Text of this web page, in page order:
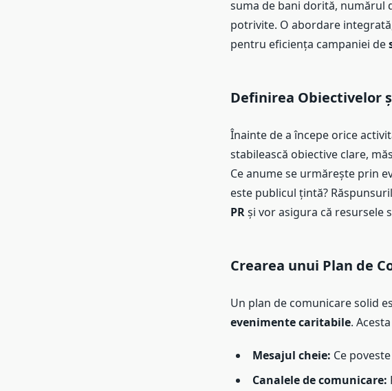
suma de bani dorită, numărul
potrivite. O abordare
pentru eficiența campaniei de
Definirea Obiectivelor
Înainte de a începe orice
stabilească obiective clare,
Ce anume se urmărește prin
este publicul țintă?
PRși vor asigura că resursele
Crearea unui Plan de
Un plan de comunicare solid
evenimente caritabile.
Mesajul cheie: Ce
Canalele de comunicare: